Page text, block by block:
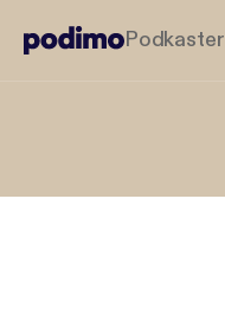
Podkaster